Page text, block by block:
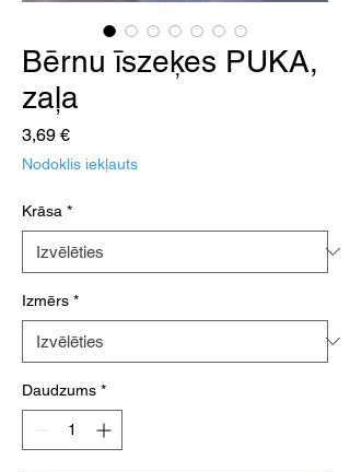
Bērnu īszeķes PUKA,
zaļa
3,69 €Cena
Nodoklis iekļauts
Krāsa *
Izmērs *
Daudzums *